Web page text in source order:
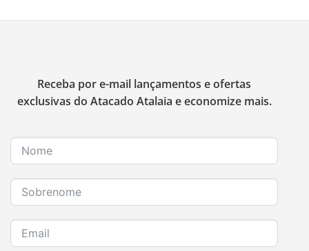
Receba por e-mail lançamentos e ofertas
exclusivas do Atacado Atalaia e economize mais.